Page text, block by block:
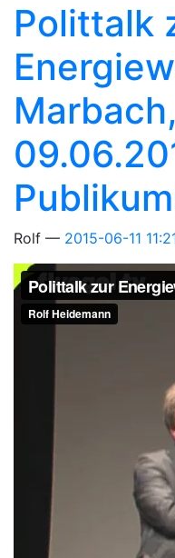
Polittalk
Marbach,
Rolf 2015-06-11